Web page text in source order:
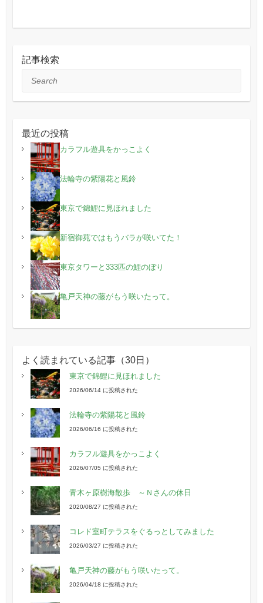
記事検索
Search
最近の投稿
カラフル遊具をかっこよく
法輪寺の紫陽花と風鈴
東京で錦鯉に見ほれました
新宿御苑ではもうバラが咲いてた！
東京タワーと333匹の鯉のぼり
亀戸天神の藤がもう咲いたって。
よく読まれている記事（30日）
東京で錦鯉に見ほれました
2026/06/14 に投稿された
法輪寺の紫陽花と風鈴
2026/06/16 に投稿された
カラフル遊具をかっこよく
2026/07/05 に投稿された
青木ヶ原樹海散歩 ～Ｎさんの休日
2020/08/27 に投稿された
コレド室町テラスをぐるっとしてみました
2026/03/27 に投稿された
亀戸天神の藤がもう咲いたって。
2026/04/18 に投稿された